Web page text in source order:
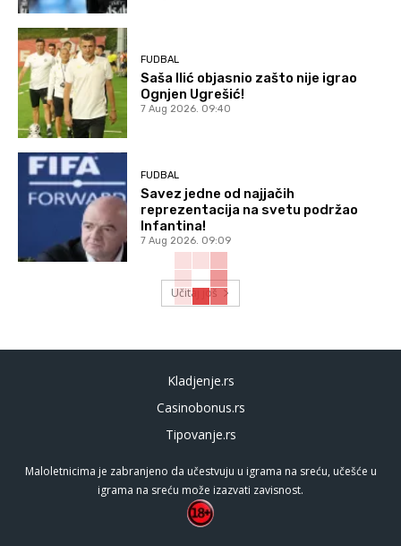
FUDBAL
Saša Ilić objasnio zašto nije igrao
Ognjen Ugrešić!
7 Aug 2026. 09:40
FUDBAL
Savez jedne od najjačih
reprezentacija na svetu podržao
Infantina!
7 Aug 2026. 09:09
Učitaj još
Kladjenje.rs
Casinobonus.rs
Tipovanje.rs
Maloletnicima je zabranjeno da učestvuju u igrama na sreću, učešće u
igrama na sreću može izazvati zavisnost.